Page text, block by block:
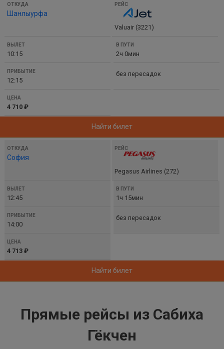
Шанлыурфа
Valuair (3221)
10:15 2ч 0мин
12:15
без пересадок
4 710 ₽
Найти билет
София
Pegasus Airlines (272)
12:45 1ч 15мин
14:00
без пересадок
4 713 ₽
Найти билет
Прямые рейсы из Сабиха
Гёкчен